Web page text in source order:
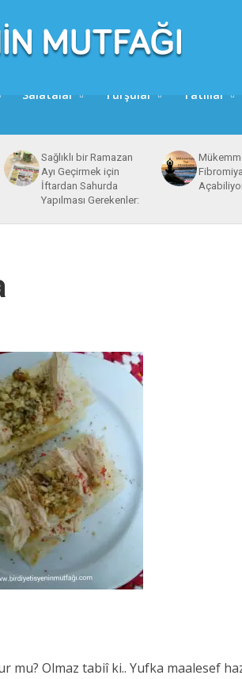
Salatalar Turşular Tatlılar
Sağlıklı bir Ramazan
Ayı Geçirmek için
İftardan Sahurda
Yapılması Gerekenler:
mu? Olmaz tabiî ki.. Yufka maalesef